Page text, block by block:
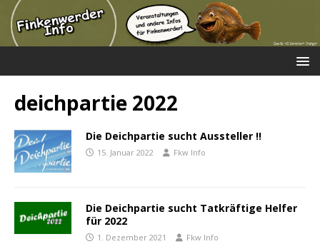
deichpartie 2022
Die Deichpartie sucht Aussteller !!
15. Januar 2022 Fkw Info
Die Deichpartie sucht Tatkräftige Helfer
für 2022
1. Dezember 2021 Fkw Info